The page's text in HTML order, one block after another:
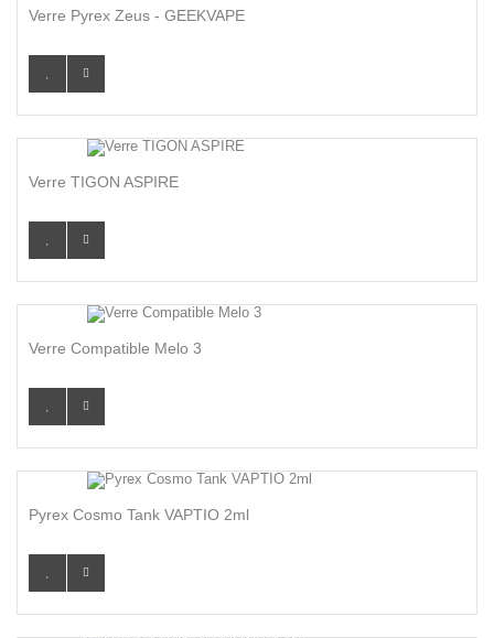
Verre Pyrex Zeus - GEEKVAPE
Verre TIGON ASPIRE
Verre Compatible Melo 3
Pyrex Cosmo Tank VAPTIO 2ml